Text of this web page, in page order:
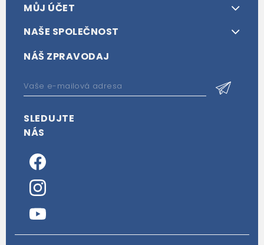
MŮJ ÚČET
NAŠE SPOLEČNOST
NÁŠ ZPRAVODAJ
SLEDUJTE
NÁS